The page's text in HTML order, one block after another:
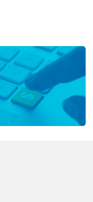
свою точку